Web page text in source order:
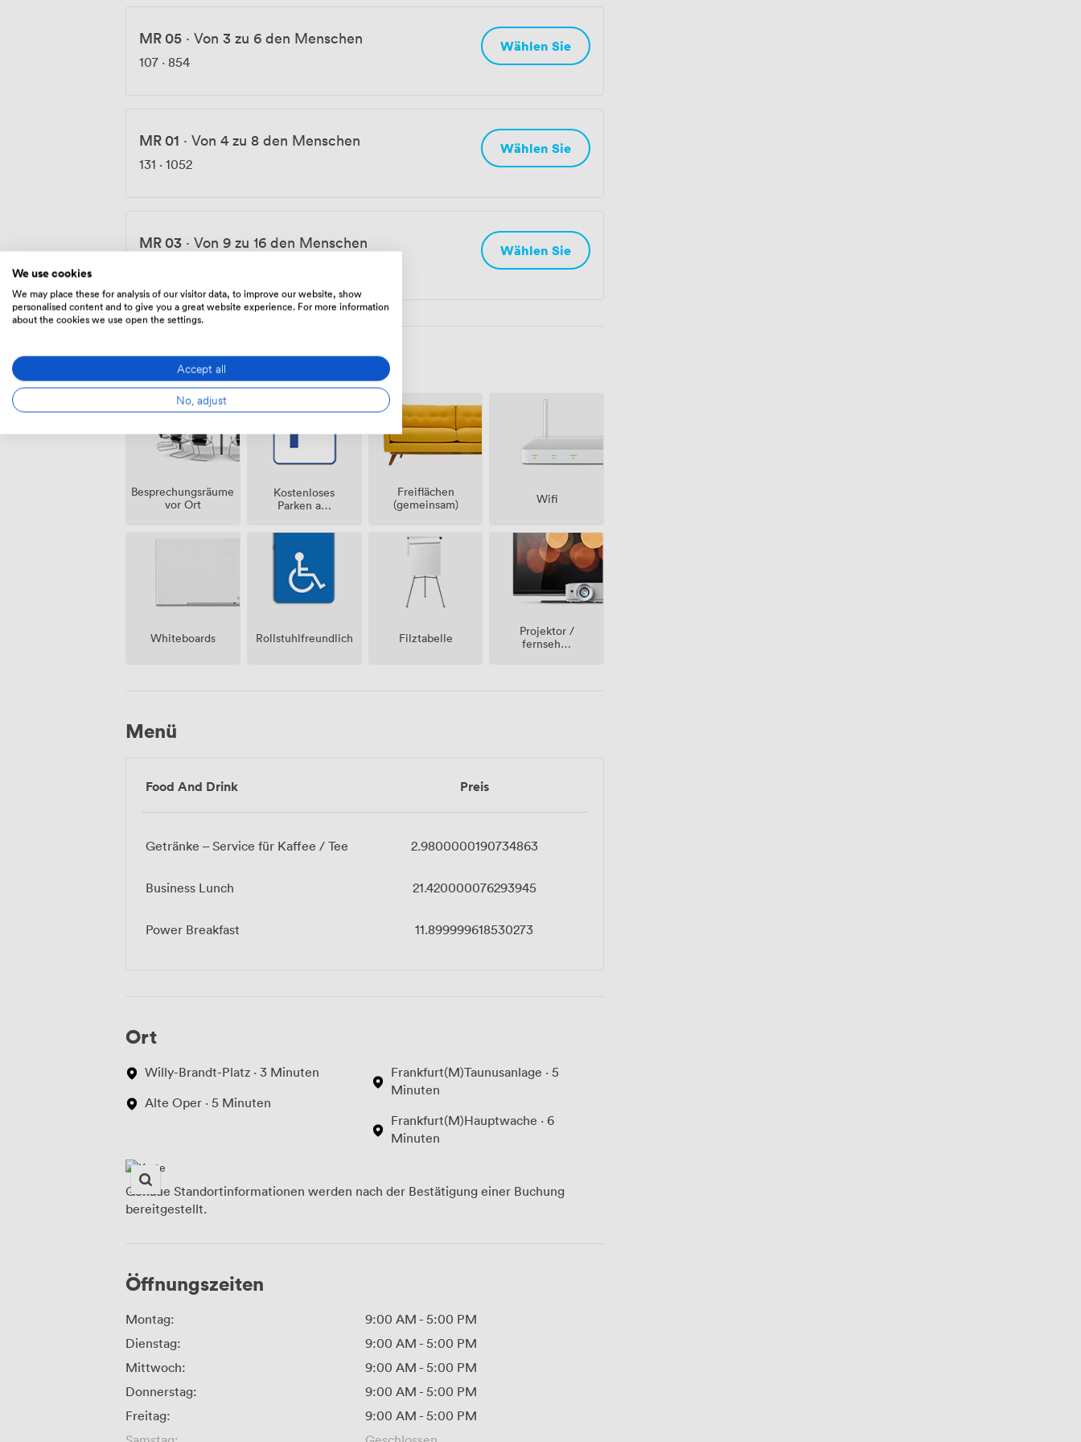
MR 05 · Von 3 zu 6 den Menschen
107 · 854
Wählen Sie
MR 01 · Von 4 zu 8 den Menschen
131 · 1052
Wählen Sie
MR 03 · Von 9 zu 16 den Menschen Wählen Sie
Ausstattungen
Besprechungsräume
vor Ort
Kostenloses
Parken auf
Grundstück
Freiflächen
(gemeinsam)
Wifi
Whiteboards Rollstuhlfreundlich Filztabelle
Projektor /
fernseher
Menü
Food And Drink Preis
Getränke – Service für Kaffee / Tee 2.9800000190734863
Business Lunch 21.420000076293945
Power Breakfast 11.899999618530273
Ort
Willy-Brandt-Platz · 3 Minuten
Alte Oper · 5 Minuten
Frankfurt(M)Taunusanlage · 5
Minuten
Frankfurt(M)Hauptwache · 6
Minuten
Genaue Standortinformationen werden nach der Bestätigung einer Buchung
bereitgestellt.
Öffnungszeiten
Montag: 9:00 AM - 5:00 PM
Dienstag:
9:00 AM - 5:00 PM
Mittwoch:
9:00 AM - 5:00 PM
Donnerstag:
9:00 AM - 5:00 PM
Freitag:
9:00 AM - 5:00 PM
We use cookies
We may place these for analysis of our visitor data, to improve our website, show
personalised content and to give you a great website experience. For more information
about the cookies we use open the settings.
Accept all
No, adjust